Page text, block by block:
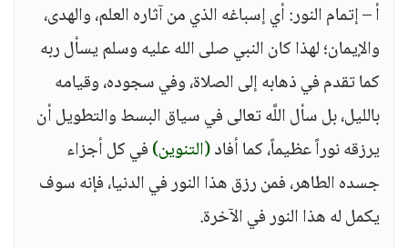
أ – إتمام النور: أي إسباغه الذي من آثاره العلم، والهدى،
والإيمان؛ لهذا كان النبي صلى الله عليه وسلم يسأل ربه
كما تقدم في ذهابه إلى الصلاة، وفي سجوده، وقيامه
بالليل، بل سأل اللَّه تعالى في سياق البسط والتطويل أن
يرزقه نوراً عظيماً، كما أفاد(التنوين)في كل أجزاء
جسده الطاهر، فمن رزق هذا النور في الدنيا، فإنه سوف
يكمل له هذا النور في الآخرة.